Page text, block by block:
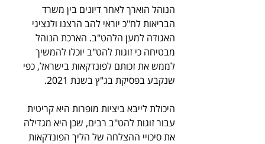
הנוהל הוארך לאחר דיונים בין משרד
הבריאות לח"כ יוראי להב הרצנו ולנציגי
האגודה למען הלהט"ב. הארכת הנוהל
מבטיחה כי זוגות להט"ב יוכלו להמשיך
לממש את זכותם לפונדקאות בישראל, כפי
שנקבע בפסיקת בג"ץ בשנת 2021.
היכולת לייבא ביציות מופרות היא קריטית
עבור זוגות להט"ב רבים, שכן היא מגדילה
את סיכויי ההצלחה של הליך הפונדקאות